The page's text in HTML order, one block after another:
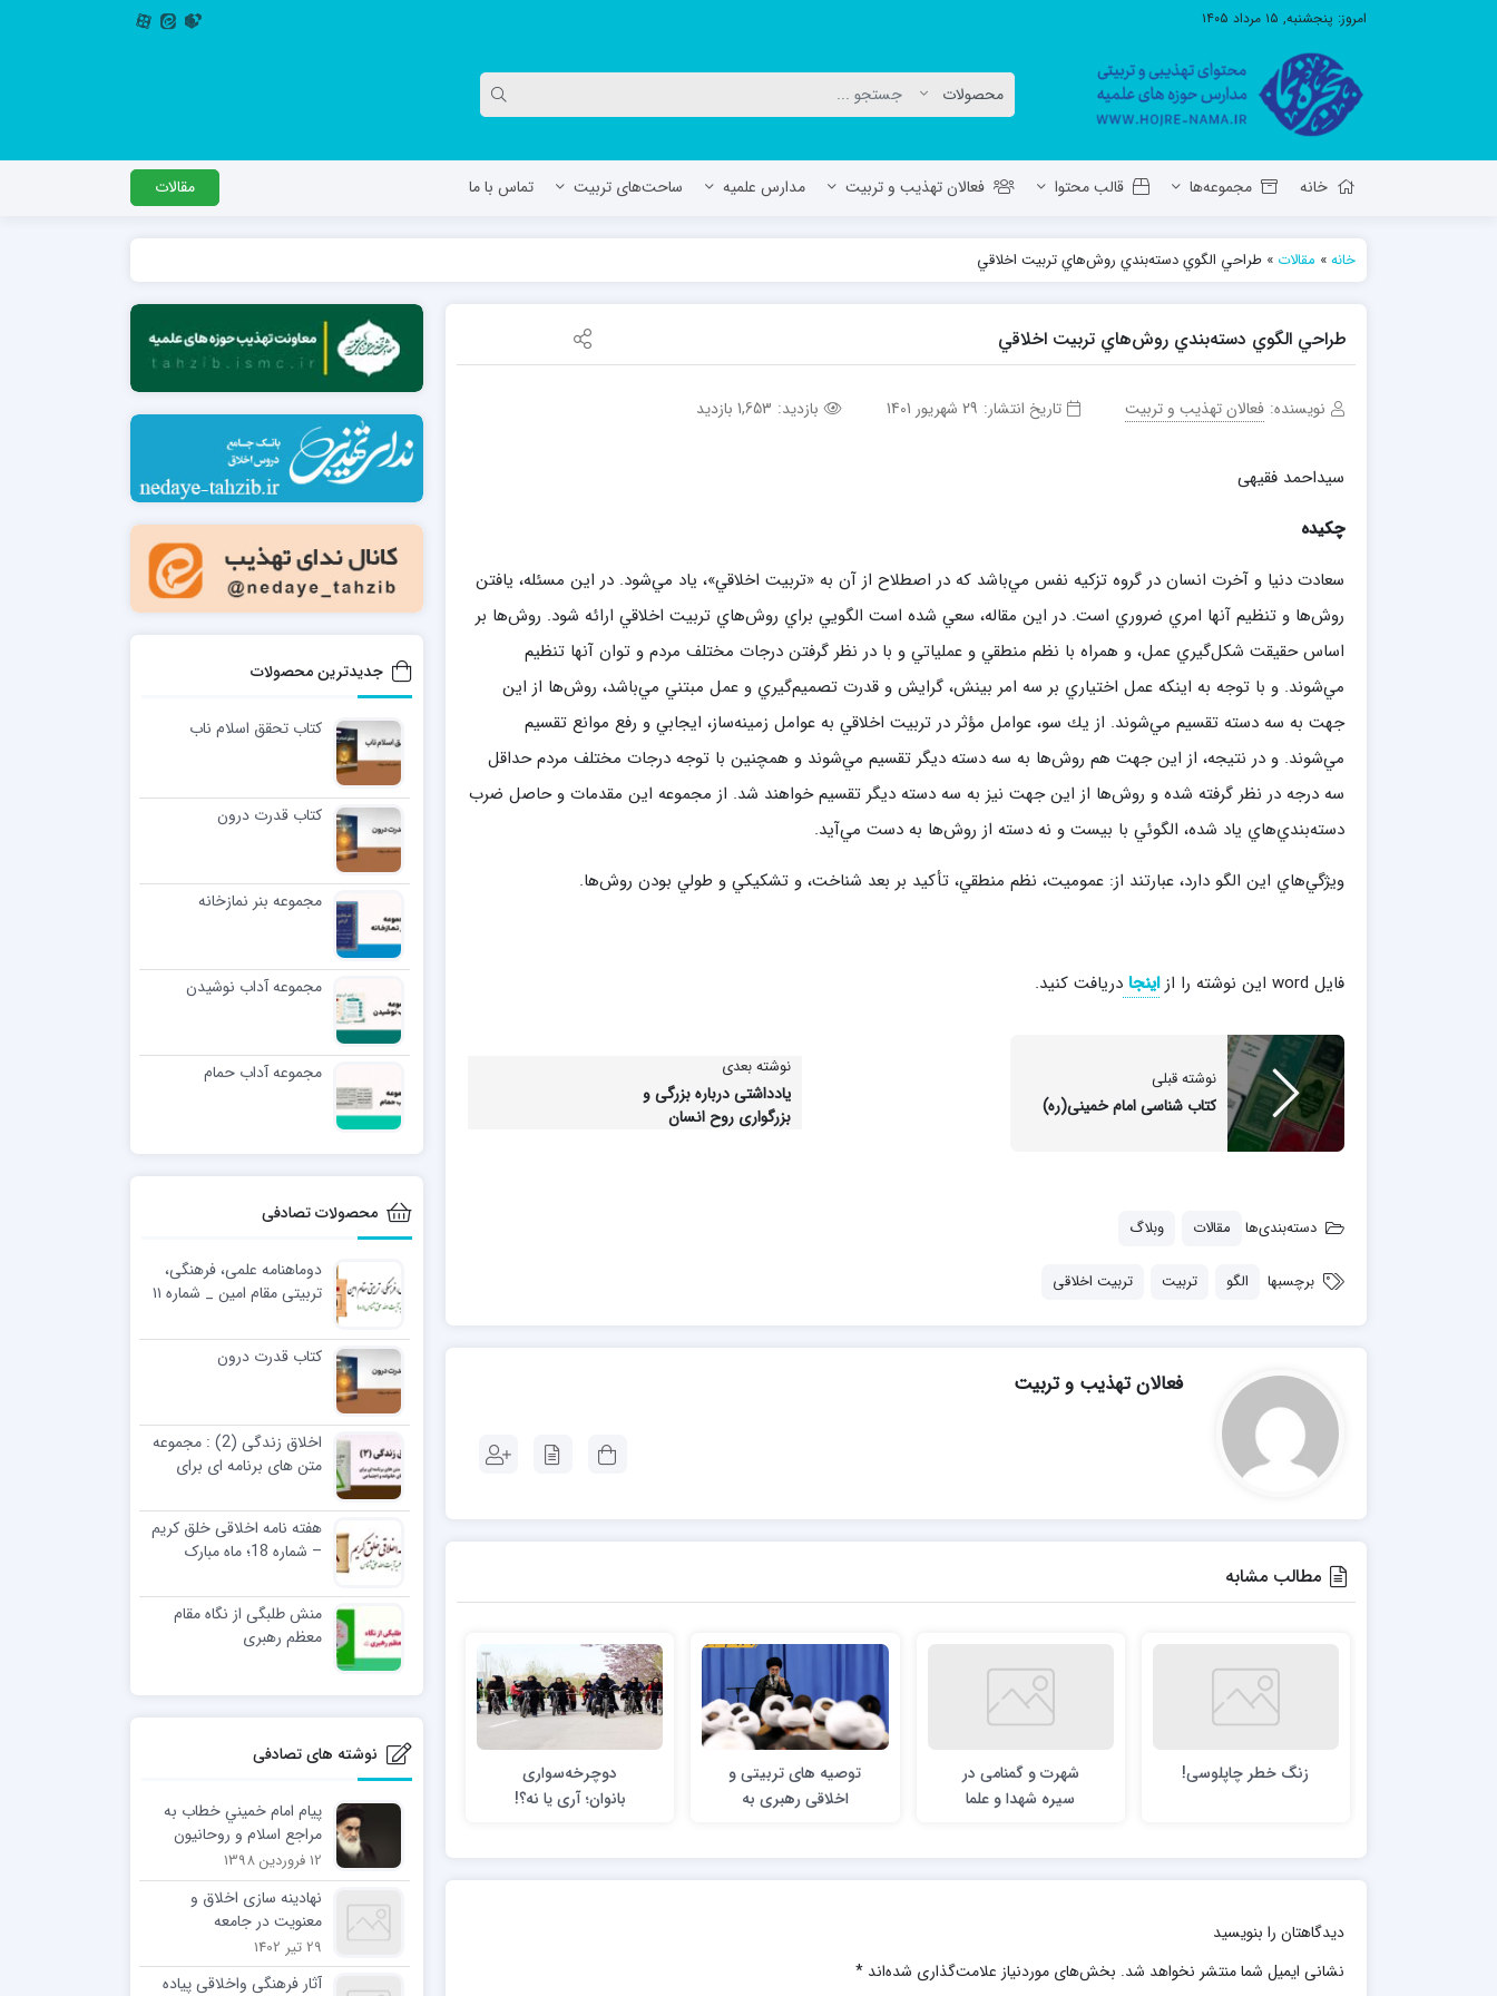
امروز: پنجشنبه, ۱۵ مرداد ۱۴۰۵
خانه مجموعه‌ها قالب محتوا فعالان تهذیب و تربیت مدارس علمیه
معاونت تهذیب استان آ.ش
حوزه علمیه حضرت ولی عصر عج بناب
مدرسه علمیه صاحب الزمان عج مرند
مدرسه علمیه جعفریه
مدرسه علمیه المهدی (عج)/ آران و بیدگل
حوزه علمیه سفیران هدایت رهنان
مدرسه آیت الله العظمی گلپایگانی ره
مدرسه اباصالح المهدی عج
مدرسه امام جعفر صادق علیه السلام ساوجبلاغ
مدرسه علمیه امام حسن مجتبی(ع) چهارباغ
مدرسه علمیه حضرت حجت علیه السلام (امام
رضا علیه السلام)
مدرسه علمیه امام خمینی (ره)
مدرسه امام حسن عسگری ع
مدرسه علمیه دارالحکمة
مدرسه علمیه دارالسلام
حوزه علمیه امام صادق علیه السلام پرند
مدرسه علمیه فیلسوف الدولة
مدرسه فقهی تخصصی امام رضا علیه السلام
صالحیه (مکتب الصادق ع) کازرون
مدرسه امام کاظم علیه السلام
مدرسه علمیه آیت الله بهجت(ره)
مدرسه علمیه ائمه اطهار
مدرسه علمیه حضرت بقیة‌ الله(عج)
مدرسه جهانگیرخان
مدرسه علمیه حسنیه
مدرسه شهید صدوقی ره واحد 4 (شهید ثانی)
مدرسه علمیه علوی
مدرسه مدینة العلم
مدرسه علمیه معصومیه
مدرسه علمیه نمونه پیامبر اعظم(ص)
مرکز هدایت علمی و تربیتی دارالعلم امام
مدرسه علمیه قائمیه عج/ بم
مدرسه علمیه امام صادق علیه السلام/جیرفت
مدرسه علمیه فخریه/ راور
مدرسه علمیه امام خمینی ره/ رفسنجان
مدرسه علمیه پیامبر اعظم/ رودبار جنوب
امام جعفر صادق علیه السلام گچساران
امام مهدی منتظر عج
مدرسه آخوند (ره) همدان
ساحت‌های تربیت تماس با ما مقالات
خانه» مقالات » طراحي الگوي دسته‌بندي روش‌هاي تربيت اخلاقي
طراحي الگوي دسته‌بندي روش‌هاي تربيت اخلاقي
نویسنده: فعالان تهذیب و تربیت تاریخ انتشار: 29 شهریور 1401 بازدید: 1,653 بازدید
سيداحمد فقيهی
چكيده
سعادت دنيا و آخرت انسان در گروه تزكيه نفس مي‌باشد كه در اصطلاح از آن به «تربيت اخلاقي»، ياد مي‌شود. در اين مسئله، يافتن
روش‌ها و تنظيم آنها امري ضروري است. در اين مقاله، سعي شده است الگويي براي روش‌هاي تربيت اخلاقي ارائه شود. روش‌ها بر
اساس حقيقت شكل‌گيري عمل، و همراه با نظم منطقي و عملياتي و با در نظر گرفتن درجات مختلف مردم و توان آنها تنظيم
مي‌شوند. و با توجه به اينكه عمل اختياري بر سه امر بينش، گرايش و قدرت تصميم‌گيري و عمل مبتني مي‌باشد، روش‌ها از اين
جهت به سه دسته تقسيم ‌مي‌شوند. از يك سو، عوامل مؤثر در تربيت اخلاقي به عوامل زمينه‌ساز، ايجابي و رفع موانع تقسيم
مي‌شوند. و در نتيجه، از اين جهت هم روش‌ها به سه دسته ديگر تقسيم مي‌شوند و همچنين با توجه درجات مختلف مردم حداقل
سه درجه در نظر گرفته شده و روش‌ها از اين جهت نيز به سه دسته ديگر تقسيم خواهند شد. از مجموعه اين مقدمات و حاصل ضرب
دسته‌بندي‌هاي ياد شده، الگوئي با بيست و نه دسته از روش‌ها به دست مي‌آيد.
ويژگي‌هاي اين الگو دارد، عبارتند از: عموميت، نظم منطقي، تأكيد بر بعد شناخت، و تشكيكي و طولي بودن روش‌ها.
فایل word این نوشته را از اینجا دریافت کنید.
نوشته قبلی
کتاب شناسی امام خمینی(ره)
نوشته بعدی
یادداشتی درباره بزرگی و
بزرگواری روح انسان
دسته‌بندی‌ها مقالات وبلاگ
برچسبها الگو تربیت تربیت اخلاقی
فعالان تهذیب و تربیت
مطالب مشابه
زنگ خطر چاپلوسی!
شهرت و گمنامی در
سیره شهدا و علما
توصیه های تربیتی و
اخلاقی رهبری به
دوچرخه‌سواری
بانوان؛ آری یا نه؟!
دیدگاهتان را بنویسید
نشانی ایمیل شما منتشر نخواهد شد. بخش‌های موردنیاز علامت‌گذاری شده‌اند *
جدیدترین محصولات
کتاب تحقق اسلام ناب
کتاب قدرت درون
مجموعه بنر نمازخانه
مجموعه آداب نوشیدن
مجموعه آداب حمام
محصولات تصادفی
دوماهنامه علمی، فرهنگی،
تربیتی مقام امین _ شماره ۱۱
کتاب قدرت درون
اخلاق زندگی (2) : مجموعه
متن های برنامه ای برای
هفته نامه اخلاقی خلق کریم
– شماره 18؛ ماه مبارک
منش طلبگی از نگاه مقام
معظم رهبری
نوشته های تصادفی
پيام امام خميني خطاب به
مراجع اسلام و روحانيون
سراسر كشور
12 فروردین 1398
نهادینه سازی اخلاق و
معنویت در جامعه
29 تیر 1402
آثار فرهنگی واخلاقی پیاده